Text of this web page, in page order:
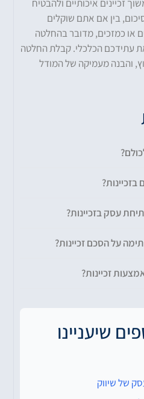
זכיינים איכותיים ולהבטיח
בין אם אתם שוקלים
או כמזכים, מדובר בהחלטה
עתידכם הכלכלי. קבלת החלטה
והבנה מעמיקה של המודל
עסק בזכיינות?
על הסכם זכיינות?
זכיינות?
שיעניינו
שיווק